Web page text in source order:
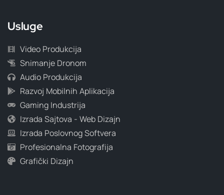
Usluge
Video Produkcija
Snimanje Dronom
Audio Produkcija
Razvoj Mobilnih Aplikacija
Gaming Industrija
Izrada Sajtova - Web Dizajn
Izrada Poslovnog Softvera
Profesionalna Fotografija
Grafički Dizajn